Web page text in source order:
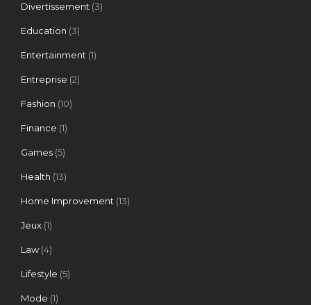
Divertissement (3)
Education (3)
Entertainment (1)
Entreprise (2)
Fashion (10)
Finance (1)
Games (5)
Health (13)
Home Improvement (13)
Jeux (1)
Law(4)
Lifestyle (5)
Mode (1)